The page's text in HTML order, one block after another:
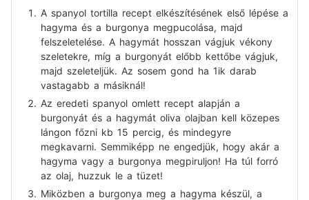
A spanyol tortilla recept elkészítésének első lépése a
hagyma és a burgonya megpucolása, majd
felszeletelése. A hagymát hosszan vágjuk vékony
szeletekre, míg a burgonyát előbb kettőbe vágjuk,
majd szeleteljük. Az sosem gond ha 1ik darab
vastagabb a másiknál!
Az eredeti spanyol omlett recept alapján a
burgonyát és a hagymát oliva olajban kell közepes
lángon főzni kb 15 percig, és mindegyre
megkavarni. Semmiképp ne engedjük, hogy akár a
hagyma vagy a burgonya megpiruljon! Ha túl forró
az olaj, huzzuk le a tüzet!
Miközben a burgonya meg a hagyma készül, a